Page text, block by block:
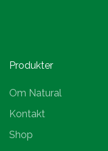
Produkter
Om Natural
Kontakt
Shop